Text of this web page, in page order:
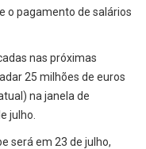
o pagamento de salários
nas próximas
25 milhões de euros
na janela de
julho.
será em 23 de julho,